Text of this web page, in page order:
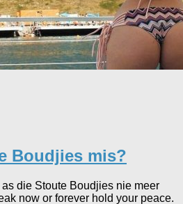
Boudjies mis?
die Stoute Boudjies nie meer
now or forever hold your peace.